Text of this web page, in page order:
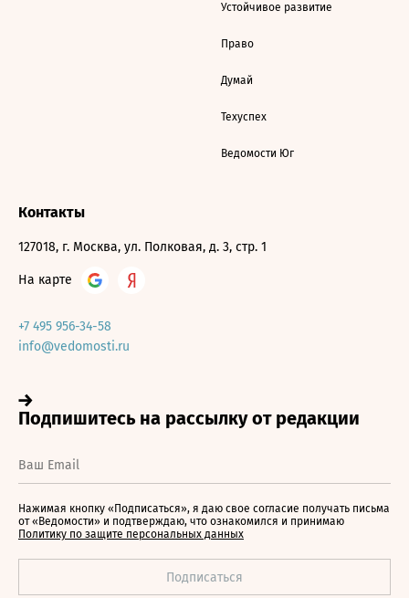
Устойчивое развитие
Право
Думай
Техуспех
Ведомости Юг
Контакты
127018, г. Москва, ул. Полковая, д. 3, стр. 1
На карте
+7 495 956-34-58
info@vedomosti.ru
Нажимая кнопку «Подписаться», я даю свое согласие получать письма
от «Ведомости» и подтверждаю, что ознакомился и принимаю
Политику по защите персональных данных